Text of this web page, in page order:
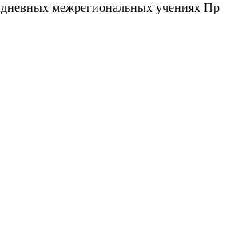
межрегиональных учениях Пр